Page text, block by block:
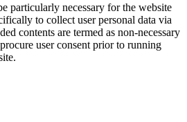
particularly necessary for the website
to collect user personal data via
contents are termed as non-necessary
user consent prior to running